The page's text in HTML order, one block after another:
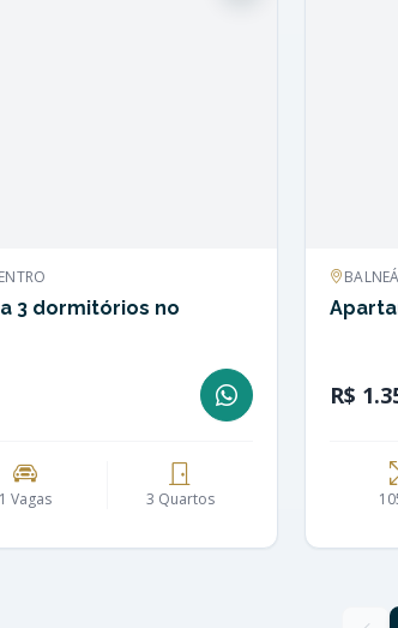
3 dormitórios no
1 Vagas 3 Quartos
R$